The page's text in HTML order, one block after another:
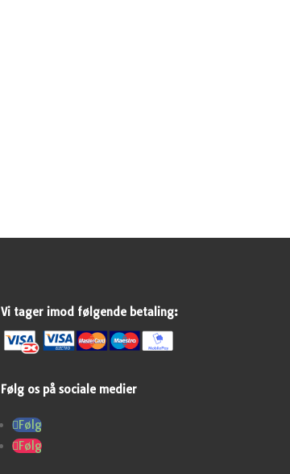
Vi tager imod følgende betaling:
Følg os på sociale medier
Følg
Følg